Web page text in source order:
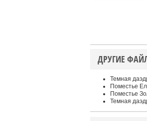
ДРУГИЕ
Темная
Поместье
Поместье
Темная